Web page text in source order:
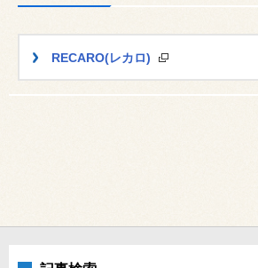
RECARO(レカロ)